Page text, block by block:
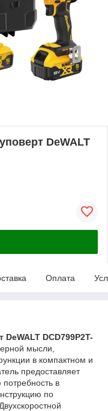
DeWALT
Оплата
DCD799P2T-
мысли,
в компактном и
предоставляет
в
по